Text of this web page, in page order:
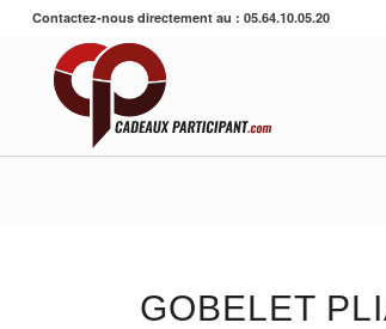
Contactez-nous directement au : 05.64.10.05.20
GOBELET